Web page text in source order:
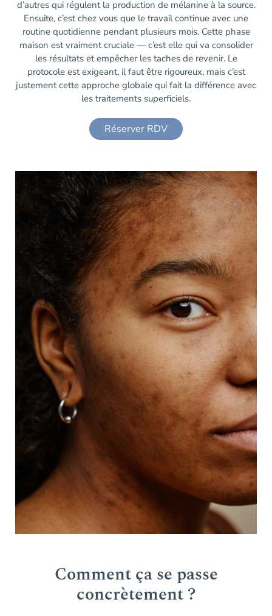
d’autres qui régulent la production de mélanine à la source.
Ensuite, c’est chez vous que le travail continue avec une
routine quotidienne pendant plusieurs mois. Cette phase
maison est vraiment cruciale — c’est elle qui va consolider
les résultats et empêcher les taches de revenir. Le
protocole est exigeant, il faut être rigoureux, mais c’est
justement cette approche globale qui fait la différence avec
les traitements superficiels.
Réserver RDV
Comment ça se passe
concrètement ?